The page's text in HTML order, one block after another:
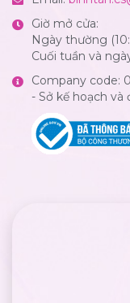
Giờ mở cửa:
Ngày thường
Cuối tuần và
Company code:
- Sở kế hoạch và